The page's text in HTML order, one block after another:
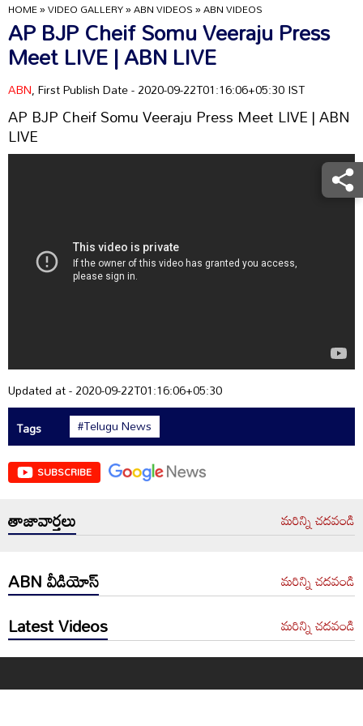
HOME»VIDEO GALLERY»ABN VIDEOS»ABN VIDEOS
AP BJP Cheif Somu Veeraju Press
Meet LIVE | ABN LIVE
ABN, First Publish Date - 2020-09-22T01:16:06+05:30 IST
AP BJP Cheif Somu Veeraju Press Meet LIVE | ABN
LIVE
Updated at - 2020-09-22T01:16:06+05:30
Tags
#Telugu News
SUBSCRIBE
తాజావార్తలు మరిన్ని చదవండి
ABN వీడియోస్ మరిన్ని చదవండి
Latest Videos మరిన్ని చదవండి